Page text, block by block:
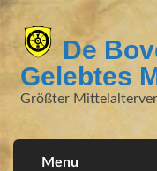
De
Gelebtes
Größter
Menu